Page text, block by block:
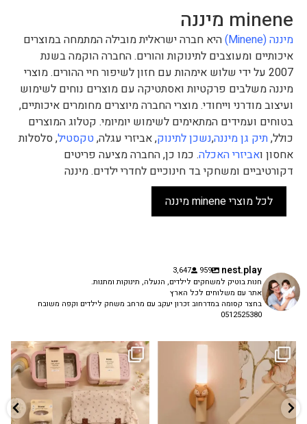
minene מיננה
מיננה (Minene)
היא חברה ישראלית מובילה המתמחה במוצרים
איכותיים ומעוצבים לתינוקות והורים. החברה הוקמה בשנת
2007 על ידי שלוש אימהות עם חזון לשיפור חיי ההורים. מוצרי
מיננה משלבים פרקטיות ואסתטיקה עם מוצרים נוחים לשימוש
ועיצוב מודרני וייחודי. מוצרי החברה מיוצרים מחומרים איכותיים,
בטוחים ועמידים המתאימים לשימוש יומיומי. קטלוג המוצרים
כולל,תיק גן מיננה,נשכן לתינוק, אביזרי עגלה,טקסטיל, סלסלות
אחסון ואביזרי האכלה. כמו כן, החברה מציעה פריטים
דקורטיביים ומשחקי בד חינוכיים לחדרי ילדים. מיננה
לכל מוצרי minene מיננה
nest.play
959
3,647
חנות בוטיק למשחקים לילדים, הנעלה, תינוקות ומתנות.
אתר עם משלוחים לכל הארץ
בחצר קסומה במדרחוב זכרון יעקב עם מרחב משחק לילדים וקפה משובח
0512525380
✨ חוזרים למסגרת בסטייל! ✨
הקולקציה החדשה...
9 4
גם פריט עיצובי לחדר, גם מנורת לילה
...
3 0